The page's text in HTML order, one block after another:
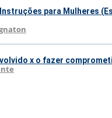
Instruções para Mulheres
x o fazer